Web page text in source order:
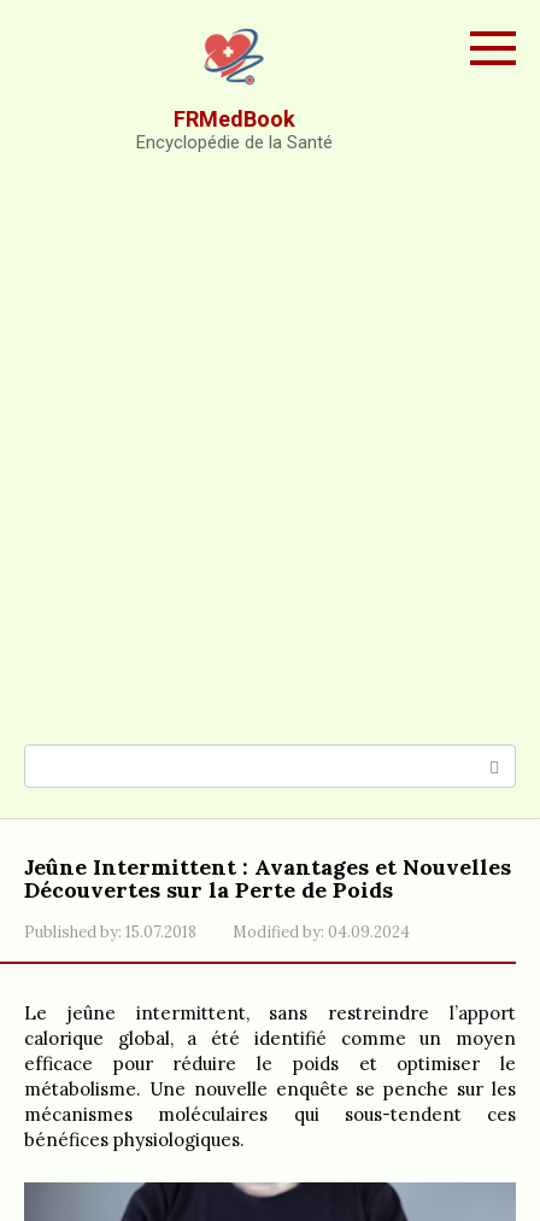
FRMedBook
Encyclopédie de la Santé
Jeûne Intermittent : Avantages et Nouvelles
Découvertes sur la Perte de Poids
Published by: 15.07.2018 Modified by: 04.09.2024
Le jeûne intermittent, sans restreindre l’apport
calorique global, a été identifié comme un moyen
efficace pour réduire le poids et optimiser le
métabolisme. Une nouvelle enquête se penche sur les
mécanismes moléculaires qui sous-tendent ces
bénéfices physiologiques.